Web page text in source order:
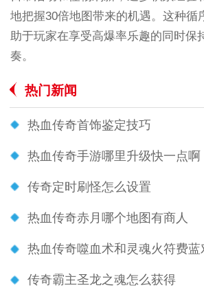
地把握30倍地图带来的机遇。这种循
助于玩家在享受高爆率乐趣的同时保
奏。
热门新闻
热血传奇首饰鉴定技巧
热血传奇手游哪里升级快一点啊
传奇定时刷怪怎么设置
热血传奇赤月哪个地图有商人
热血传奇噬血术和灵魂火符费蓝
传奇霸主圣龙之魂怎么获得